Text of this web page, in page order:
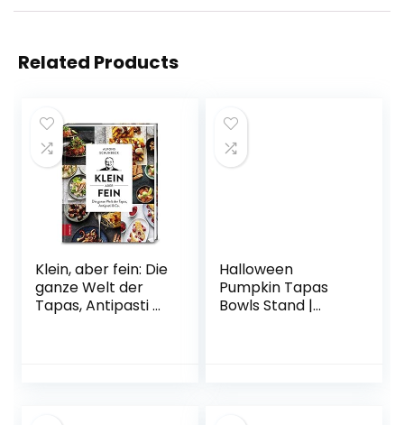
Related Products
Klein, aber fein: Die
ganze Welt der
Tapas, Antipasti &
Halloween
Pumpkin Tapas
Bowls Stand |